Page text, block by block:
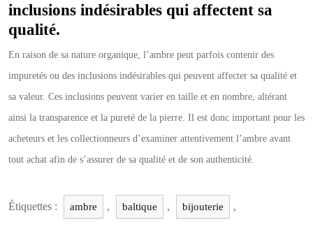
inclusions indésirables qui affectent sa
qualité.
En raison de sa nature organique, l’ambre peut parfois contenir des
impuretés ou des inclusions indésirables qui peuvent affecter sa qualité et
sa valeur. Ces inclusions peuvent varier en taille et en nombre, altérant
ainsi la transparence et la pureté de la pierre. Il est donc important pour les
acheteurs et les collectionneurs d’examiner attentivement l’ambre avant
tout achat afin de s’assurer de sa qualité et de son authenticité.
Étiquettes : ambre , baltique , bijouterie ,